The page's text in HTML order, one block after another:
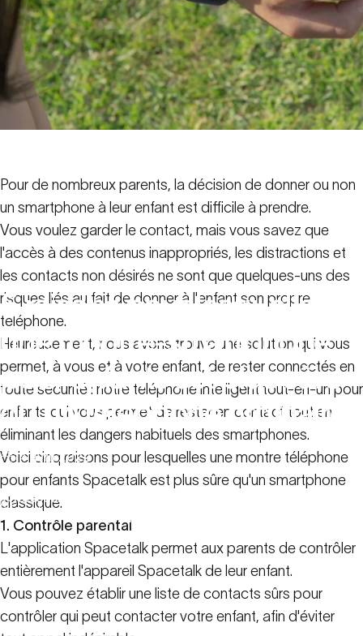
5raisonspourlesquelles
unemontre-smartphone
pour enfantsestplussûre
qu'untéléphoneordinaire
14 avril 2022
Ressources
familiales
5 raisons pour lesquelles une montre-
téléphone ordinaire
Pour de nombreux parents, la décision de donner ou non
un smartphone à leur enfant est difficile à prendre.
Vous voulez garder le contact, mais vous savez que
l'accès à des contenus inappropriés, les distractions et
les contacts non désirés ne sont que quelques-uns des
risques liés au fait de donner à l'enfant son propre
téléphone.
Heureusement, nous avons trouvé une solution qui vous
permet, à vous et à votre enfant, de rester connectés en
toute sécurité : notre téléphone intelligent tout-en-un pour
enfants qui vous permet de rester en contact tout en
éliminant les dangers habituels des smartphones.
Voici cinq raisons pour lesquelles une montre téléphone
pour enfants Spacetalk est plus sûre qu'un smartphone
classique.
1. Contrôle parental
L'application Spacetalk permet aux parents de contrôler
entièrement l'appareil Spacetalk de leur enfant.
Vous pouvez établir une liste de contacts sûrs pour
contrôler qui peut contacter votre enfant, afin d'éviter